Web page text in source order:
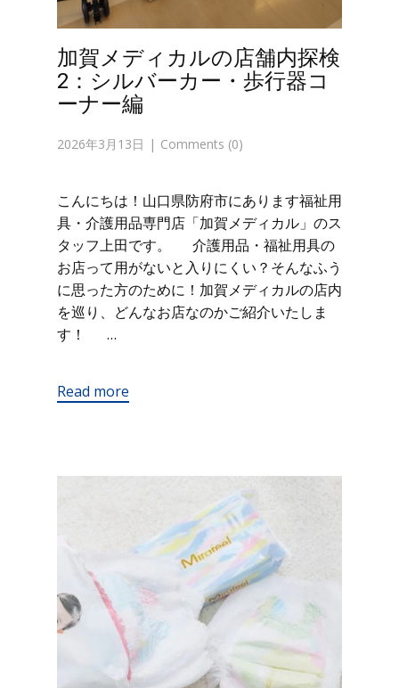
加賀メディカルの店舗内探検
2：シルバーカー・歩行器コ
ーナー編
2026年3月13日 Comments (0)
こんにちは！山口県防府市にあります福祉用
具・介護用品専門店「加賀メディカル」のス
タッフ上田です。 介護用品・福祉用具の
お店って用がないと入りにくい？そんなふう
に思った方のために！加賀メディカルの店内
を巡り、どんなお店なのかご紹介いたしま
す！ …
Read more